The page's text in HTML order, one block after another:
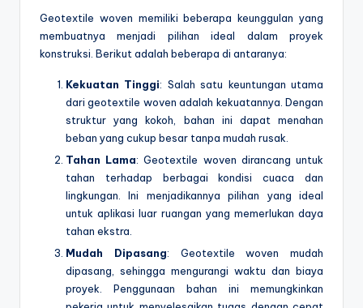
Geotextile woven memiliki beberapa keunggulan yang
membuatnya menjadi pilihan ideal dalam proyek
konstruksi. Berikut adalah beberapa di antaranya:
Kekuatan Tinggi: Salah satu keuntungan utama
dari geotextile woven adalah kekuatannya. Dengan
struktur yang kokoh, bahan ini dapat menahan
beban yang cukup besar tanpa mudah rusak.
Tahan Lama: Geotextile woven dirancang untuk
tahan terhadap berbagai kondisi cuaca dan
lingkungan. Ini menjadikannya pilihan yang ideal
untuk aplikasi luar ruangan yang memerlukan daya
tahan ekstra.
Mudah Dipasang: Geotextile woven mudah
dipasang, sehingga mengurangi waktu dan biaya
proyek. Penggunaan bahan ini memungkinkan